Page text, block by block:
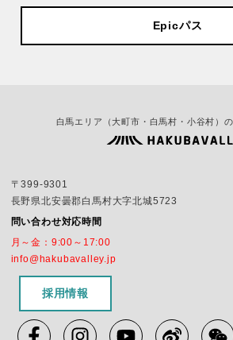
Epicパス
白馬エリア（大町市・白馬村・小谷村）
〒399-9301
長野県北安曇郡白馬村大字北城5723
問い合わせ対応時間
月～金：9:00～17:00
info@hakubavalley.jp
採用情報